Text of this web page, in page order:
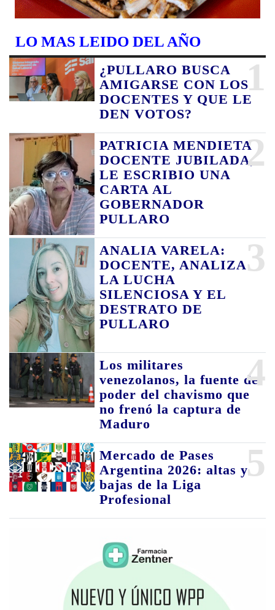
LO MAS LEIDO DEL AÑO
1
¿PULLARO BUSCA
AMIGARSE CON LOS
DOCENTES Y QUE LE
DEN VOTOS?
2
PATRICIA MENDIETA
DOCENTE JUBILADA,
LE ESCRIBIO UNA
CARTA AL
GOBERNADOR
PULLARO
3
ANALIA VARELA:
DOCENTE, ANALIZA
LA LUCHA
SILENCIOSA Y EL
DESTRATO DE
PULLARO
4
Los militares
venezolanos, la fuente de
poder del chavismo que
no frenó la captura de
Maduro
5
Mercado de Pases
Argentina 2026: altas y
bajas de la Liga
Profesional